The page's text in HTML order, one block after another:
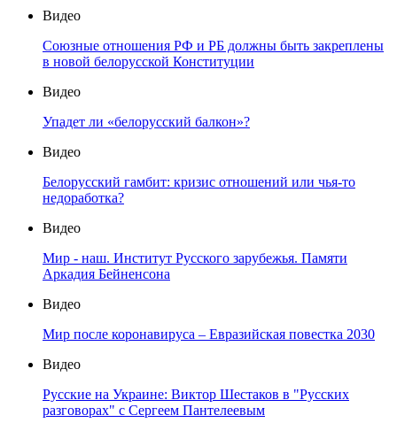
Видео
Союзные отношения РФ и РБ должны быть закреплены
в новой белорусской Конституции
Видео
Упадет ли «белорусский балкон»?
Видео
Белорусский гамбит: кризис отношений или чья-то
недоработка?
Видео
Мир - наш. Институт Русского зарубежья. Памяти
Аркадия Бейненсона
Видео
Мир после коронавируса – Евразийская повестка 2030
Видео
Русские на Украине: Виктор Шестаков в "Русских
разговорах" с Сергеем Пантелеевым